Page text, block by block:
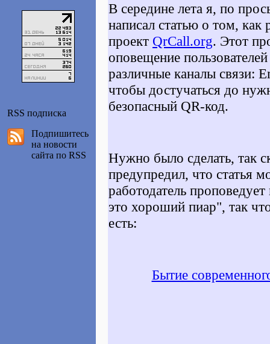
RSS подписка
Подпишитесь
на новости
сайта по RSS
В середине лета я, по
написал статью о том, как
проект QrCall.org. Этот
оповещение
различные каналы связи:
чтобы достучаться до
безопасный QR-код.
Нужно было сделать, так
предупредил, что статья
работодатель
это хороший пиар", так
есть:
Бытие